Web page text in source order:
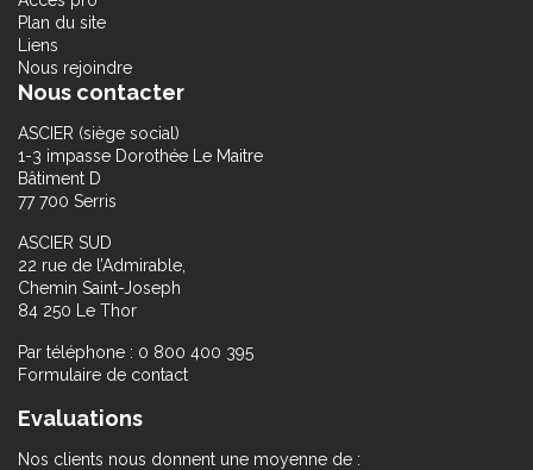
Plan du site
Liens
Nous rejoindre
Nous contacter
ASCIER (siège social)
1-3 impasse Dorothée Le Maitre
Bâtiment D
77 700 Serris
ASCIER SUD
22 rue de l’Admirable,
Chemin Saint-Joseph
84 250 Le Thor
Par téléphone : 0 800 400 395
Formulaire de contact
Evaluations
Nos clients nous donnent une moyenne de :